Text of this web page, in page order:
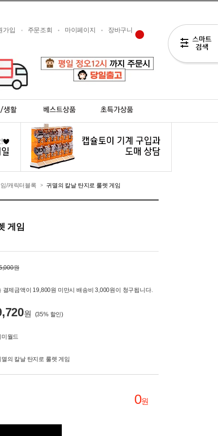
가입 주문조회 마이페이지 장바구니
/캐릭터블록 > 귀멸의 칼날 탄지로 룰렛 게임
게임
원
결제금액이 19,800원 미만시 배송비 3,000원이 청구됩니다.
원 (35% 할인)
미월드
멸의 칼날 탄지로 룰렛 게임
0원